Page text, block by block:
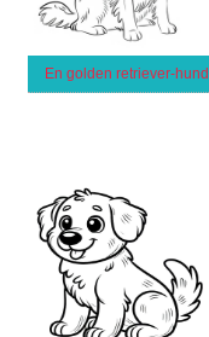
En golden retriever-hund